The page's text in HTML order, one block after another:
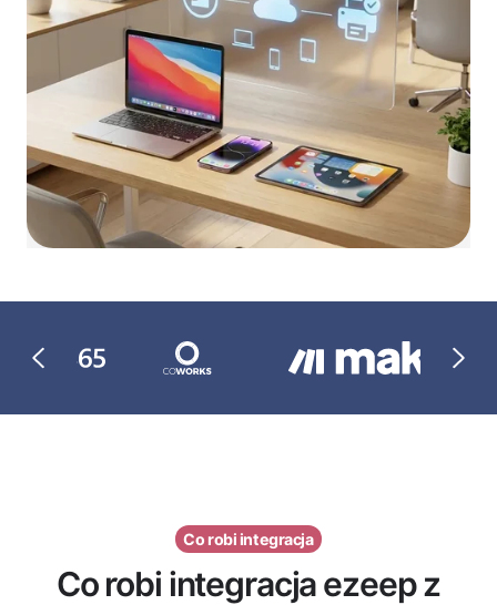
Co robi integracja
Co robi integracja ezeep z